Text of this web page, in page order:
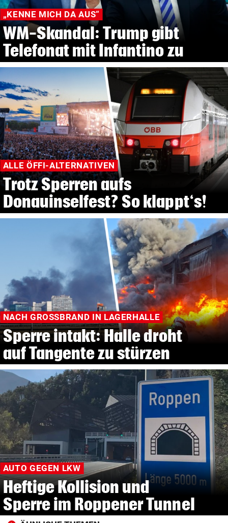
„KENNE MICH DA AUS“
WM-Skandal: Trump gibt
Telefonat mit Infantino zu
ALLE ÖFFI-ALTERNATIVEN
Trotz Sperren aufs
Donauinselfest? So klappt‘s!
NACH GROSSBRAND IN LAGERHALLE
Sperre intakt: Halle droht
auf Tangente zu stürzen
AUTO GEGEN LKW
Heftige Kollision und
Sperre im Roppener Tunnel